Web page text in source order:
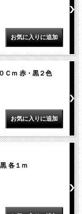
Ｃｍ 赤・黒２色
各１ｍ